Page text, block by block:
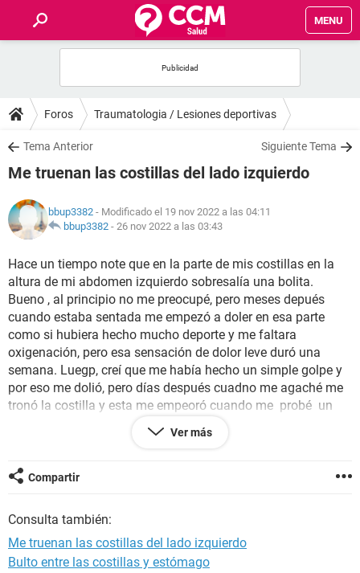
MENU
FOROS
SALUD
NUTRICIÓN
BIENESTAR
SEXUALIDAD
GLOSARIO
Foros Traumatologia / Lesiones deportivas
Tema Anterior Siguiente Tema
Me truenan las costillas del lado izquierdo
bbup3382 - Modificado el 19 nov 2022 a las 04:11
bbup3382 - 26 nov 2022 a las 03:43
Hace un tiempo note que en la parte de mis costillas en la
altura de mi abdomen izquierdo sobresalía una bolita.
Bueno , al principio no me preocupé, pero meses depués
cuando estaba sentada me empezó a doler en esa parte
como si hubiera hecho mucho deporte y me faltara
oxigenación, pero esa sensación de dolor leve duró una
semana. Luegp, creí que me había hecho un simple golpe y
por eso me dolió, pero días después cuadno me agaché me
tronó la costilla y esta me empeoró cuando me probé un
y noté que después de eso, cada que daba círculos con mi
semanas. Ya me estaba parando lo de la costillas, hasta
semana después había dejado de ser constante (ya que ya
no me tronaba cada que me movía hacía la costilla), pero,
hace unos días intenté masajearme esa parte de la costilla
para ver si desaparecía la sensación de que me truena, pero
Ver más
Compartir
Consulta también:
Me truenan las costillas del lado izquierdo
Bulto entre las costillas y estómago